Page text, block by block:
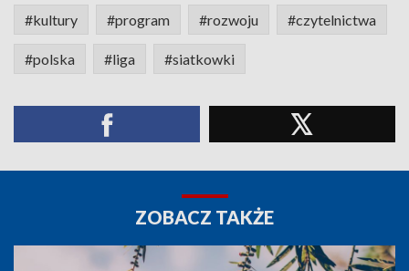
#kultury #program #rozwoju #czytelnictwa
#polska #liga #siatkowki
ZOBACZ TAKŻE